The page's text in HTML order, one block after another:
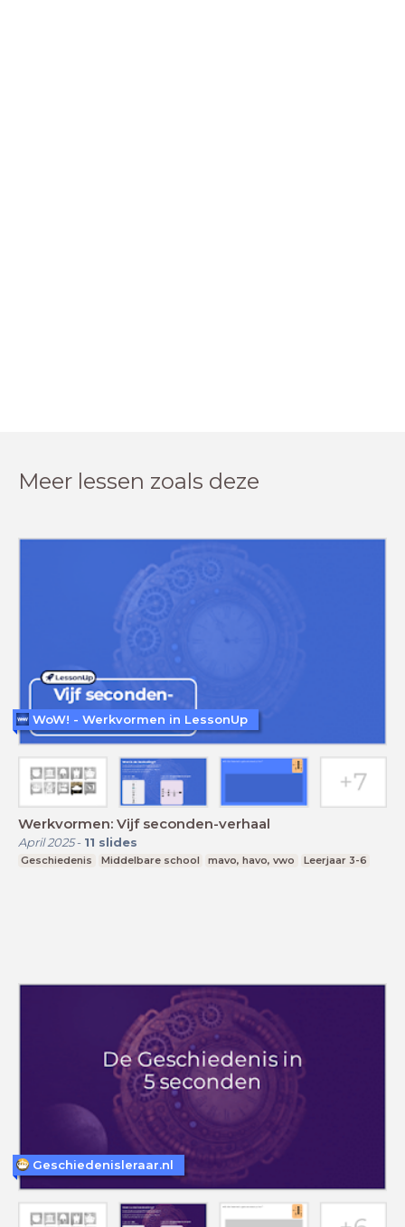
Meer lessen zoals deze
Werkvormen: Vijf seconden-verhaal
April 2025- 11 slides
Geschiedenis Middelbare school mavo, havo, vwo Leerjaar 3-6
WoW! - Werkvormen in LessonUp
Geschiedenisleraar.nl